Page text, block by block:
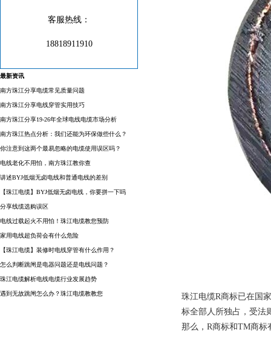
客服热线：
18818911910
最新资讯
南方珠江分享电缆常见质量问题
南方珠江分享电线穿管实用技巧
南方珠江分享19-26年全球电线电缆市场分析
南方珠江热点分析：我们还能为环保做些什么？
你注意到这两个最易忽略的电缆使用误区吗？
电线老化不用怕，南方珠江教你查
讲述BYJ低烟无卤电线和普通电线的差别
【珠江电缆】BYJ低烟无卤电线，你要拼一下吗
分享线缆选购误区
电线过载起火不用怕！珠江电缆教您预防
家用电线超负荷会有什么危险
【珠江电缆】装修时电线穿管有什么作用？
怎么判断跳闸是电器问题还是电线问题？
珠江电缆解析电线电缆行业发展趋势
遇到无故跳闸怎么办？珠江电缆教教您
珠江电缆R商标已在国
标全部人所独占，受法
那么，R商标和TM商标